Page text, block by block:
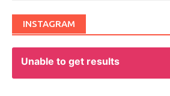
INSTAGRAM
Unable to get results